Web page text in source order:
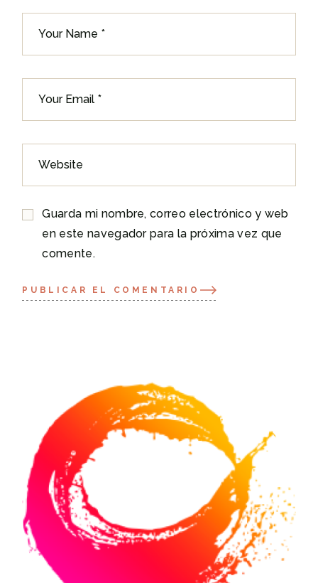
Guarda mi nombre, correo electrónico y web
en este navegador para la próxima vez que
comente.
PUBLICAR EL COMENTARIO